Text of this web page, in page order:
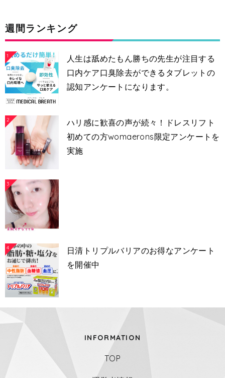
週間ランキング
1
人生は舐めたもん勝ちの先生が注目する
口内ケア口臭除去ができるタブレットの
認知アンケートになります。
2
ハリ感に歓喜の声が続々！ドレスリフト
初めての方womaerons限定アンケートを
実施
3
4
日清トリプルバリアのお得なアンケート
を開催中
INFORMATION
TOP